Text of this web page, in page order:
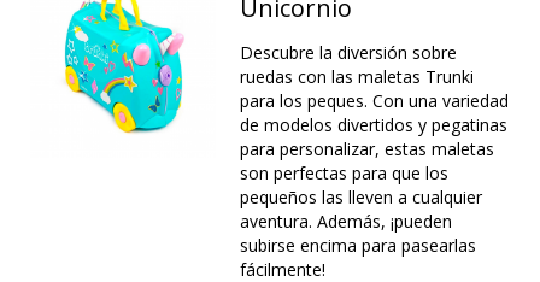
Unicornio
Descubre la diversión sobre
ruedas con las maletas Trunki
para los peques. Con una variedad
de modelos divertidos y pegatinas
para personalizar, estas maletas
son perfectas para que los
pequeños las lleven a cualquier
aventura. Además, ¡pueden
subirse encima para pasearlas
fácilmente!